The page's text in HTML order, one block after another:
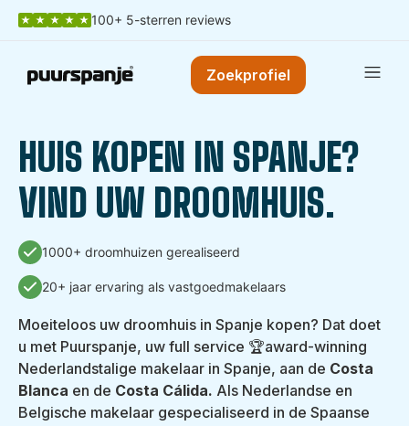
100+ 5-sterren reviews
Zoekprofiel
HUIS KOPEN IN SPANJE?
VIND UW DROOMHUIS.
1000+ droomhuizen gerealiseerd
20+ jaar ervaring als vastgoedmakelaars
Moeiteloos uw droomhuis in Spanje kopen? Dat doet
u met Puurspanje, uw full service 🏆award-winning
Nederlandstalige makelaar in Spanje, aan de Costa
Blanca en de Costa Cálida. Als Nederlandse en
Belgische makelaar gespecialiseerd in de Spaanse